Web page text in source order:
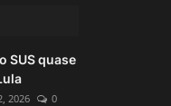
SUS quase
2026 0